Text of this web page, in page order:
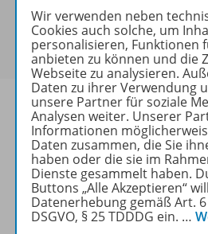
Sie haben ein passendes
Um den für Sie gültigen Preis
sich bitte an.
Informationen
Weitere Inhalte der
Wir verwenden neben
Cookies auch solche, um
personalisieren, Funktionen
anbieten zu können und die
Webseite zu analysieren.
Daten zu ihrer Verwendung
unsere Partner für soziale
Analysen weiter. Unserer
Informationen
Daten zusammen, die Sie
haben oder die sie im
Dienste gesammelt haben.
Buttons „Alle Akzeptieren“
Datenerhebung gemäß Art. 6
DSGVO, § 25 TDDDG ein. …